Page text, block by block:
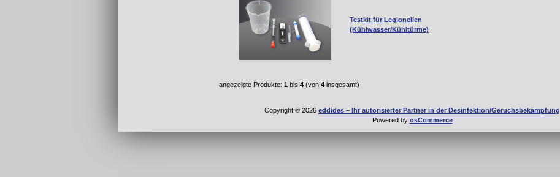
Testkit für Legionellen
(Kühlwasser/Kühltürme)
angezeigte Produkte: 1 bis 4 (von 4 insgesamt)
Copyright © 2026 eddides – Ihr autorisierter Partner in der Desinfektion/Geruchsbekämpfung
Powered by osCommerce